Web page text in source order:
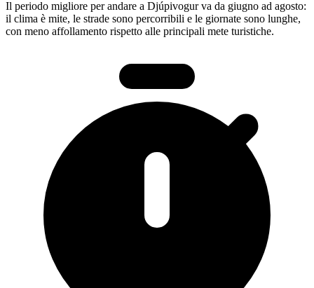
Il periodo migliore per andare a Djúpivogur va da giugno ad agosto:
il clima è mite, le strade sono percorribili e le giornate sono lunghe,
con meno affollamento rispetto alle principali mete turistiche.